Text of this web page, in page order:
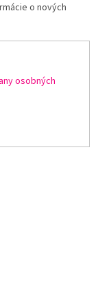
o nových
osobných